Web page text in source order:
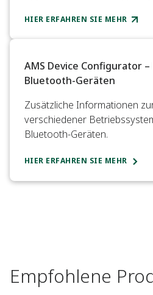
HIER ERFAHREN SIE MEHR
AMS Device Configurator
Bluetooth-Geräten
Zusätzliche Informationen
verschiedener
Bluetooth-Geräten.
HIER ERFAHREN SIE MEHR
Empfohlene